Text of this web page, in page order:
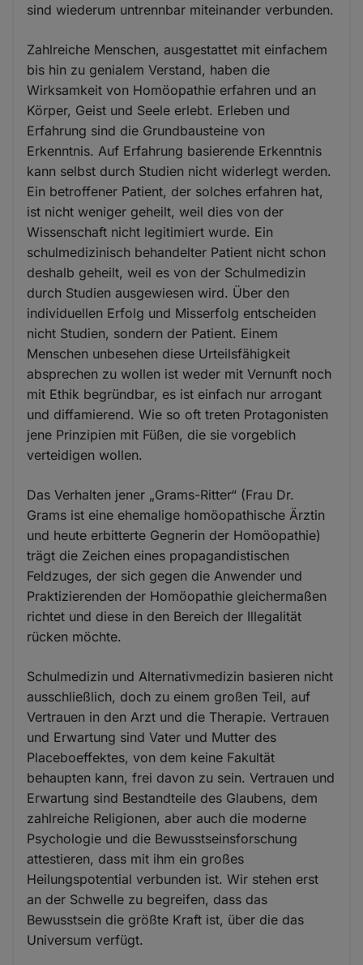
sind wiederum untrennbar miteinander verbunden.
Zahlreiche Menschen, ausgestattet mit einfachem
bis hin zu genialem Verstand, haben die
Wirksamkeit von Homöopathie erfahren und an
Körper, Geist und Seele erlebt. Erleben und
Erfahrung sind die Grundbausteine von
Erkenntnis. Auf Erfahrung basierende Erkenntnis
kann selbst durch Studien nicht widerlegt werden.
Ein betroffener Patient, der solches erfahren hat,
ist nicht weniger geheilt, weil dies von der
Wissenschaft nicht legitimiert wurde. Ein
schulmedizinisch behandelter Patient nicht schon
deshalb geheilt, weil es von der Schulmedizin
durch Studien ausgewiesen wird. Über den
individuellen Erfolg und Misserfolg entscheiden
nicht Studien, sondern der Patient. Einem
Menschen unbesehen diese Urteilsfähigkeit
absprechen zu wollen ist weder mit Vernunft noch
mit Ethik begründbar, es ist einfach nur arrogant
und diffamierend. Wie so oft treten Protagonisten
jene Prinzipien mit Füßen, die sie vorgeblich
verteidigen wollen.
Das Verhalten jener „Grams-Ritter“ (Frau Dr.
Grams ist eine ehemalige homöopathische Ärztin
und heute erbitterte Gegnerin der Homöopathie)
trägt die Zeichen eines propagandistischen
Feldzuges, der sich gegen die Anwender und
Praktizierenden der Homöopathie gleichermaßen
richtet und diese in den Bereich der Illegalität
rücken möchte.
Schulmedizin und Alternativmedizin basieren nicht
ausschließlich, doch zu einem großen Teil, auf
Vertrauen in den Arzt und die Therapie. Vertrauen
und Erwartung sind Vater und Mutter des
Placeboeffektes, von dem keine Fakultät
behaupten kann, frei davon zu sein. Vertrauen und
Erwartung sind Bestandteile des Glaubens, dem
zahlreiche Religionen, aber auch die moderne
Psychologie und die Bewusstseinsforschung
attestieren, dass mit ihm ein großes
Heilungspotential verbunden ist. Wir stehen erst
an der Schwelle zu begreifen, dass das
Bewusstsein die größte Kraft ist, über die das
Universum verfügt.